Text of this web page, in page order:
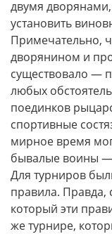
двумя
установить
Примечательно,
дворянином и
существовало —
любых
поединков
спортивные
мирное время
бывалые воины —
Для турниров
правила.
который эти
же турнире,